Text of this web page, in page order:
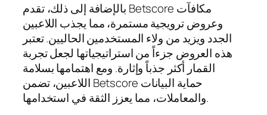
بالإضافة إلى ذلك، تقدم Betscore مكافآت
وعروض ترويجية مستمرة، مما يجذب اللاعبين
الجدد ويزيد من ولاء المستخدمين الحاليين. تعتبر
هذه العروض جزءاً من استراتيجياتها لجعل تجربة
القمار أكثر جذباً وإثارة. ومع اهتمامها بسلامة
اللاعبين، تضمن Betscore حماية البيانات
والمعاملات، مما يعزز الثقة في استخدامها.